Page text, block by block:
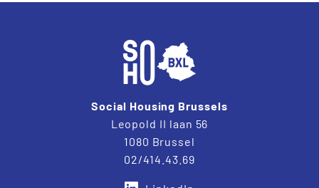
Social Housing Brussels
Leopold II laan 56
1080 Brussel
02/414.43.69